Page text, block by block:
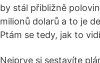
by stál přibližně
milionů dolarů a to je
Ptám se tedy, jak to
Nejprve si sestavíte